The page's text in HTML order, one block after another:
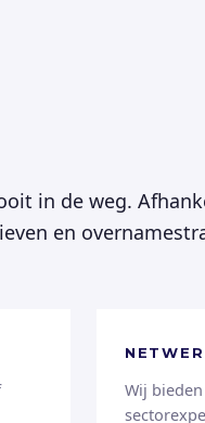
in de weg.
en
Wij